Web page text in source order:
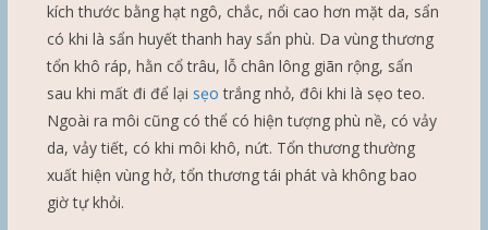
kích thước bằng hạt ngô, chắc, nổi cao hơn mặt da, sẩn
có khi là sẩn huyết thanh hay sẩn phù. Da vùng thương
tổn khô ráp, hằn cổ trâu, lỗ chân lông giãn rộng, sẩn
sau khi mất đi để lại sẹo trắng nhỏ, đôi khi là sẹo teo.
Ngoài ra môi cũng có thể có hiện tượng phù nề, có vảy
da, vảy tiết, có khi môi khô, nứt. Tổn thương thường
xuất hiện vùng hở, tổn thương tái phát và không bao
giờ tự khỏi.